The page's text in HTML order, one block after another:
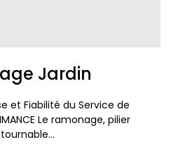
Jardin
et Fiabilité du Service de
Le ramonage, pilier